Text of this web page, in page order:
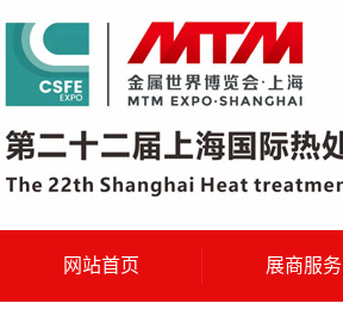
网站首页 展商服务